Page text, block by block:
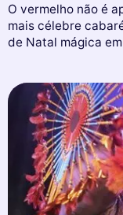
O vermelho não é
mais célebre
de Natal mágica